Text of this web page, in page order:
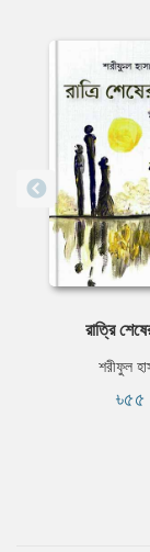
রাত্রি
শরীফুল
৳৫৫